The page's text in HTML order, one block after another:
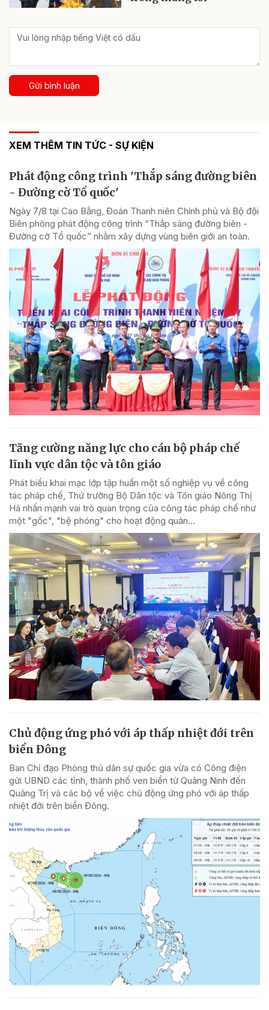
Gửi bình luận
XEM THÊM TIN TỨC - SỰ KIỆN
Phát động công trình 'Thắp sáng đường biên
- Đường cờ Tổ quốc'
Ngày 7/8 tại Cao Bằng, Đoàn Thanh niên Chính phủ và Bộ đội
Biên phòng phát động công trình “Thắp sáng đường biên -
Đường cờ Tổ quốc” nhằm xây dựng vùng biên giới an toàn.
Tăng cường năng lực cho cán bộ pháp chế
lĩnh vực dân tộc và tôn giáo
Phát biểu khai mạc lớp tập huấn một số nghiệp vụ về công
tác pháp chế, Thứ trưởng Bộ Dân tộc và Tôn giáo Nông Thị
Hà nhấn mạnh vai trò quan trọng của công tác pháp chế như
một "gốc", "bệ phóng" cho hoạt động quản...
Chủ động ứng phó với áp thấp nhiệt đới trên
biển Đông
Ban Chỉ đạo Phòng thủ dân sự quốc gia vừa có Công điện
gửi UBND các tỉnh, thành phố ven biển từ Quảng Ninh đến
Quảng Trị và các bộ về việc chủ động ứng phó với áp thấp
nhiệt đới trên biển Đông.